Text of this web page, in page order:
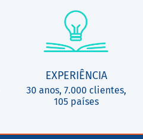
EXPERIÊNCIA
30 anos, 7.000 clientes,
105 países